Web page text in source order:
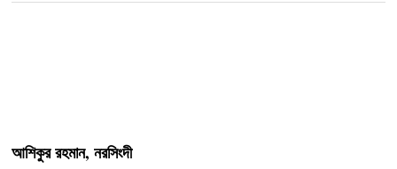
আশিকুর রহমান, নরসিংদী